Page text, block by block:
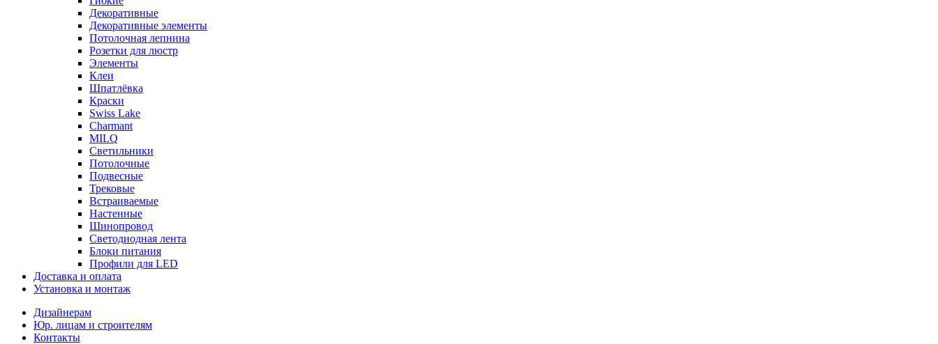
Декоративные
Декоративные элементы
Потолочная лепнина
Розетки для люстр
Элементы
Клеи
Шпатлёвка
Краски
Swiss Lake
Charmant
MILQ
Светильники
Потолочные
Подвесные
Трековые
Встраиваемые
Настенные
Шинопровод
Светодиодная лента
Блоки питания
Профили для LED
Доставка и оплата
Установка и монтаж
Дизайнерам
Юр. лицам и строителям
Контакты